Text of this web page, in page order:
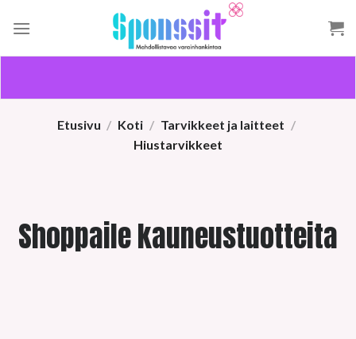
Etusivu / Koti / Tarvikkeet ja laitteet /
Hiustarvikkeet
Shoppaile kauneustuotteita